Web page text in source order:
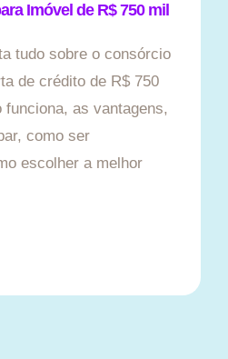
Imóvel de R$ 750 mil
tudo sobre o consórcio
de crédito de R$ 750
funciona, as vantagens,
como ser
escolher a melhor